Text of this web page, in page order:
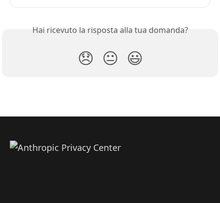
Hai ricevuto la risposta alla tua domanda?
😞 😐 😃